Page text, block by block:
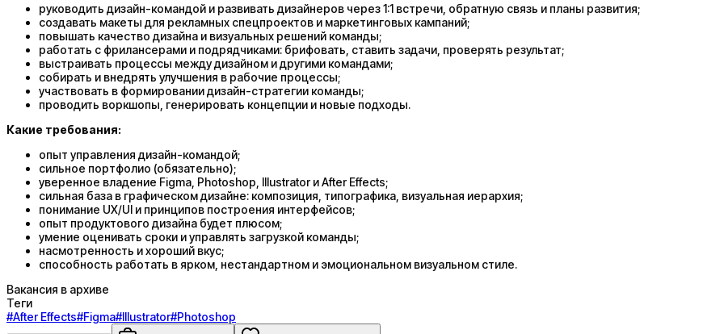
руководить дизайн-командой и развивать дизайнеров через 1:1 встречи, обратную связь и планы развития;
создавать макеты для рекламных спецпроектов и маркетинговых кампаний;
повышать качество дизайна и визуальных решений команды;
работать с фрилансерами и подрядчиками: брифовать, ставить задачи, проверять результат;
выстраивать процессы между дизайном и другими командами;
собирать и внедрять улучшения в рабочие процессы;
участвовать в формировании дизайн-стратегии команды;
проводить воркшопы, генерировать концепции и новые подходы.
Какие требования:
опыт управления дизайн-командой;
сильное портфолио (обязательно);
уверенное владение Figma, Photoshop, Illustrator и After Effects;
сильная база в графическом дизайне: композиция, типографика, визуальная иерархия;
понимание UX/UI и принципов построения интерфейсов;
опыт продуктового дизайна будет плюсом;
умение оценивать сроки и управлять загрузкой команды;
насмотренность и хороший вкус;
способность работать в ярком, нестандартном и эмоциональном визуальном стиле.
Вакансия в архиве
Теги
#After Effects#Figma#Illustrator#Photoshop